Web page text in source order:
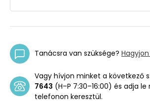
Tanácsra van szüksége?
Vagy hívjon minket a következő
7643 (H–P 7:30–16:00) és adja
telefonon keresztül.